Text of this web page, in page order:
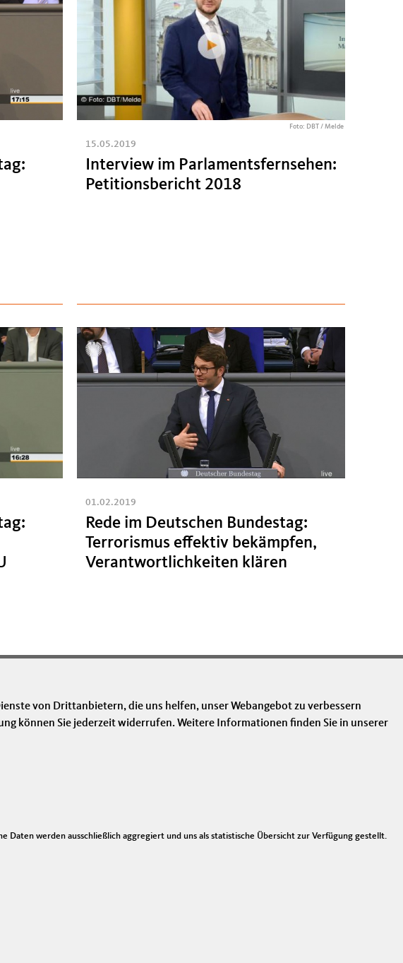
Foto: DBT / Melde
15.05.2019
Interview im Parlamentsfernsehen:
Petitionsbericht 2018
01.02.2019
Rede im Deutschen Bundestag:
Terrorismus effektiv bekämpfen,
Verantwortlichkeiten klären
von Drittanbietern, die uns helfen, unser Webangebot zu verbessern
können Sie jederzeit widerrufen. Weitere Informationen finden Sie in unserer
werden ausschließlich aggregiert und uns als statistische Übersicht zur Verfügung gestellt.